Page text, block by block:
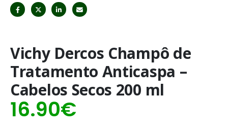
Vichy Dercos Champô de
Tratamento Anticaspa –
Cabelos Secos 200 ml
16.90€